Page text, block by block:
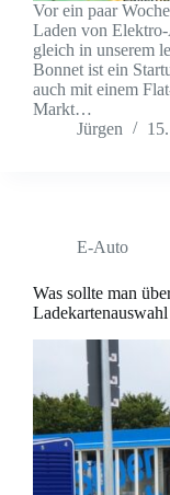
Vor ein paar
Laden von
gleich in unserem
Bonnet ist ein
auch mit einem
Markt…
Jürgen
E-Auto
Was sollte man